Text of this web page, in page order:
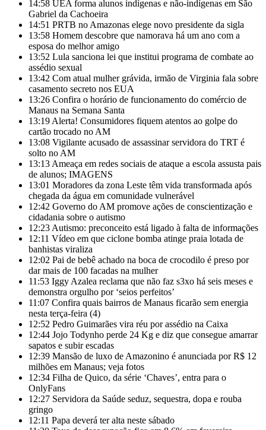
14:58 UEA forma alunos indígenas e não-indígenas em São
Gabriel da Cachoeira
14:51 PRTB no Amazonas elege novo presidente da sigla
13:58 Homem descobre que namorava há um ano com a
esposa do melhor amigo
13:52 Lula sanciona lei que institui programa de combate ao
assédio sexual
13:42 Com atual mulher grávida, irmão de Virginia fala sobre
casamento secreto nos EUA
13:26 Confira o horário de funcionamento do comércio de
Manaus na Semana Santa
13:19 Alerta! Consumidores fiquem atentos ao golpe do
cartão trocado no AM
13:08 Vigilante acusado de assassinar servidora do TRT é
solto no AM
13:13 Ameaça em redes sociais de ataque a escola assusta pais
de alunos; IMAGENS
13:01 Moradores da zona Leste têm vida transformada após
chegada da água em comunidade vulnerável
12:42 Governo do AM promove ações de conscientização e
cidadania sobre o autismo
12:23 Autismo: preconceito está ligado à falta de informações
12:11 Vídeo em que ciclone bomba atinge praia lotada de
banhistas viraliza
12:02 Pai de bebê achado na boca de crocodilo é preso por
dar mais de 100 facadas na mulher
11:53 Iggy Azalea reclama que não faz s3xo há seis meses e
demonstra orgulho por ‘seios perfeitos’
11:07 Confira quais bairros de Manaus ficarão sem energia
nesta terça-feira (4)
12:52 Pedro Guimarães vira réu por assédio na Caixa
12:44 Jojo Todynho perde 24 Kg e diz que consegue amarrar
sapatos e subir escadas
12:39 Mansão de luxo de Amazonino é anunciada por R$ 12
milhões em Manaus; veja fotos
12:34 Filha de Quico, da série ‘Chaves’, entra para o
OnlyFans
12:27 Servidora da Saúde seduz, sequestra, dopa e rouba
gringo
12:11 Papa deverá ter alta neste sábado